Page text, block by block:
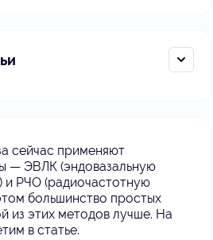
сейчас применяют
— ЭВЛК (эндовазальную
и РЧО (радиочастотную
большинство простых
из этих методов лучше. На
в статье.